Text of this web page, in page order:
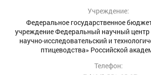
Учреждение:
Федеральное государственное
учреждение Федеральный научный центр
научно-исследовательский и
птицеводства» Российской
Телефон: